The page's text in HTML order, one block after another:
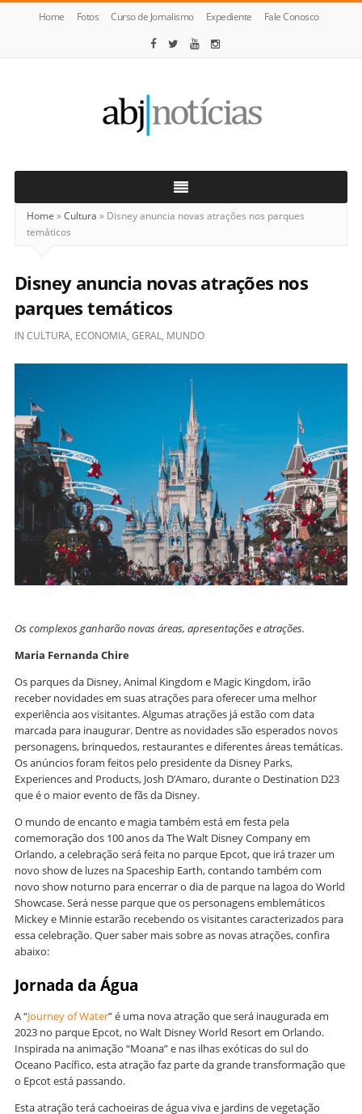
Home Fotos Curso de Jornalismo Expediente Fale Conosco
Notícias
Home »Cultura » Disney anuncia novas atrações nos parques
temáticos
Disney anuncia novas atrações nos
parques temáticos
IN CULTURA, ECONOMIA, GERAL, MUNDO
Os complexos ganharão novas áreas, apresentações e atrações.
Maria Fernanda Chire
Os parques da Disney, Animal Kingdom e Magic Kingdom, irão
receber novidades em suas atrações para oferecer uma melhor
experiência aos visitantes. Algumas atrações já estão com data
marcada para inaugurar. Dentre as novidades são esperados novos
personagens, brinquedos, restaurantes e diferentes áreas temáticas.
Os anúncios foram feitos pelo presidente da Disney Parks,
Experiences and Products, Josh D’Amaro, durante o Destination D23
que é o maior evento de fãs da Disney.
O mundo de encanto e magia também está em festa pela
comemoração dos 100 anos da The Walt Disney Company em
Orlando, a celebração será feita no parque Epcot, que irá trazer um
novo show de luzes na Spaceship Earth, contando também com
novo show noturno para encerrar o dia de parque na lagoa do World
Showcase. Será nesse parque que os personagens emblemáticos
Mickey e Minnie estarão recebendo os visitantes caracterizados para
essa celebração. Quer saber mais sobre as novas atrações, confira
abaixo:
Jornada da Água
A “Journey of Water” é uma nova atração que será inaugurada em
2023 no parque Epcot, no Walt Disney World Resort em Orlando.
Inspirada na animação “Moana” e nas ilhas exóticas do sul do
Oceano Pacífico, esta atração faz parte da grande transformação que
o Epcot está passando.
Esta atração terá cachoeiras de água viva e jardins de vegetação